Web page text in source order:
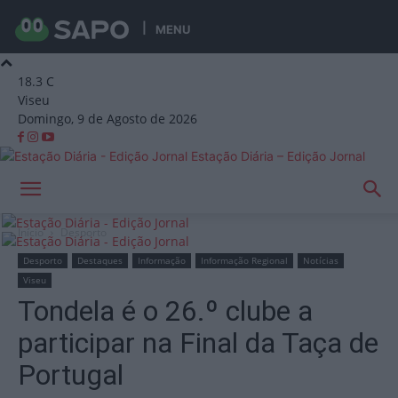
MENU
18.3 C
Viseu
Domingo, 9 de Agosto de 2026
Estação Diária – Edição Jornal
Início Desporto
Desporto Destaques Informação Informação Regional
Notícias
Viseu
Tondela é o 26.º clube a
participar na Final da Taça de
Portugal